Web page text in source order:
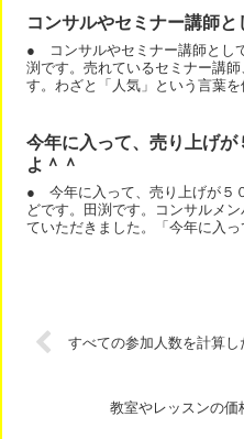
コンサルやセミナー講師
● コンサルやセミナー講師とし
渕です。売れているセミナー講
す。わざと「人気」という言葉
今年に入って、売り上げ
よ＾＾
● 今年に入って、売り上げが５
どです。田渕です。コンサルメ
ていただきました。「今年に入
すべての参加人数を計算し
教室やレッスンの価